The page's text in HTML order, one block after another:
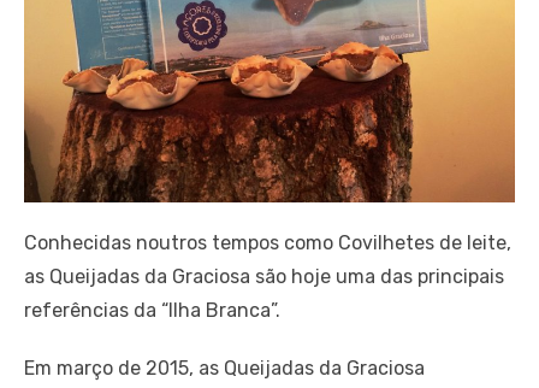
Conhecidas noutros tempos como Covilhetes de leite,
as Queijadas da Graciosa são hoje uma das principais
referências da “Ilha Branca”.
Em março de 2015, as Queijadas da Graciosa